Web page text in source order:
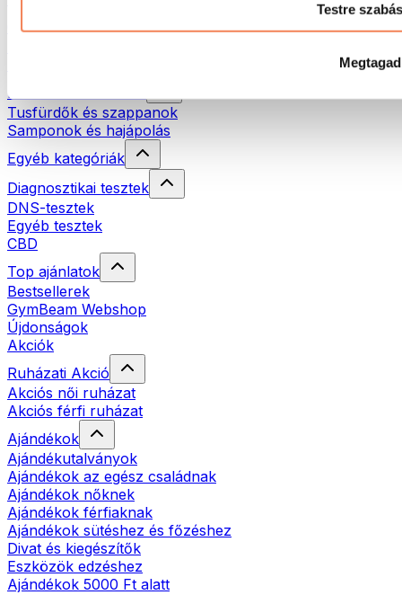
Testre szabás
Megtagad
Öko háztartás
Natúrkozmetikumok
Tusfürdők és szappanok
Samponok és hajápolás
Egyéb kategóriák
Diagnosztikai tesztek
DNS-tesztek
Egyéb tesztek
CBD
Top ajánlatok
Bestsellerek
GymBeam Webshop
Újdonságok
Akciók
Ruházati Akció
Akciós női ruházat
Akciós férfi ruházat
Ajándékok
Ajándékutalványok
Ajándékok az egész családnak
Ajándékok nőknek
Ajándékok férfiaknak
Ajándékok sütéshez és főzéshez
Divat és kiegészítők
Eszközök edzéshez
Ajándékok 5000 Ft alatt